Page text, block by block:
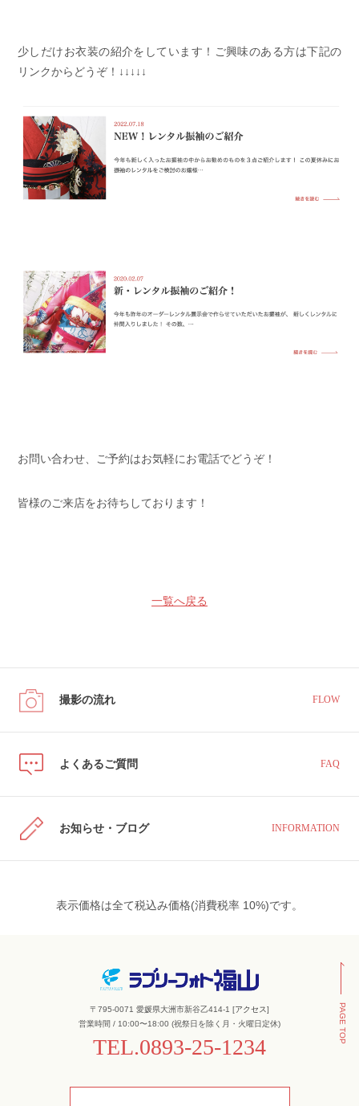
少しだけお衣装の紹介をしています！ご興味のある方は下記の
リンクからどうぞ！↓↓↓↓↓
お問い合わせ、ご予約はお気軽にお電話でどうぞ！
皆様のご来店をお待ちしております！
一覧へ戻る
撮影の流れ FLOW
よくあるご質問 FAQ
お知らせ・ブログ INFORMATION
表示価格は全て税込み価格(消費税率 10%)です。
〒795-0071 愛媛県大洲市新谷乙414-1 [アクセス]
営業時間 / 10:00〜18:00 (祝祭日を除く月・火曜日定休)
TEL.0893-25-1234
PAGE TOP